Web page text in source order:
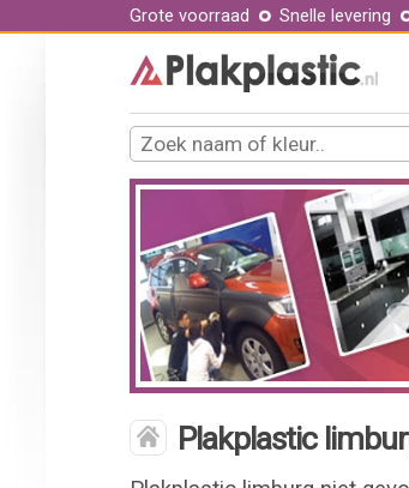
Grote voorraad Snelle levering
Plakplastic